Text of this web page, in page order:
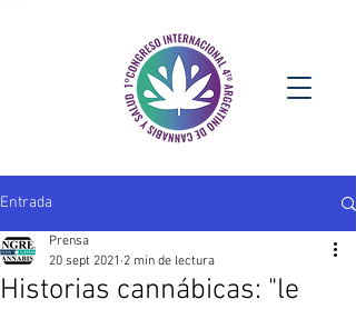
Entrada
Historias cannábicas: "le
Prensa
20 sept 2021 2 min de lectura